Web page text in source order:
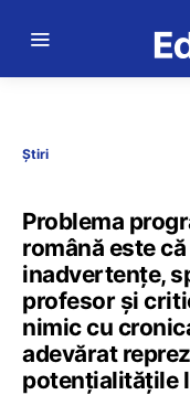
Știri
Problema
română este
inadvertențe,
profesor și
nimic cu
adevărat
potențialitățile